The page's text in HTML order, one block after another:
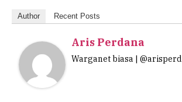
Author Recent Posts
Aris Perdana
Warganet biasa | @arisperd